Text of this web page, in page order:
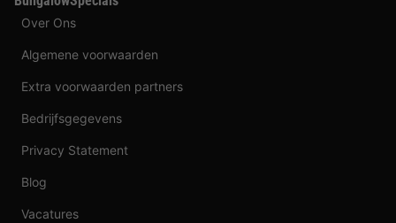
Over Ons
Algemene voorwaarden
Extra voorwaarden partners
Bedrijfsgegevens
Privacy Statement
Blog
Vacatures